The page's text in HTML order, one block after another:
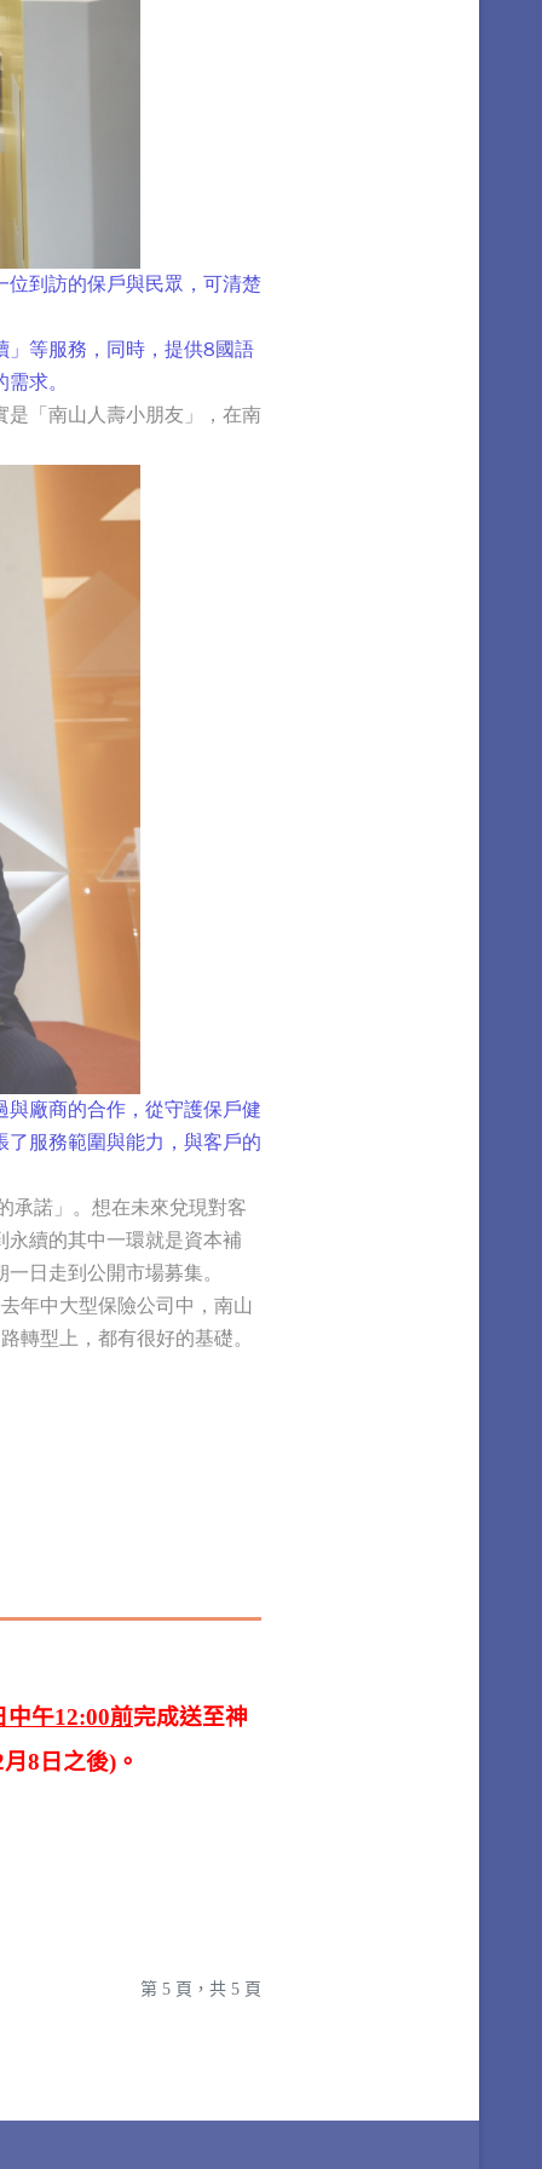
到訪的保戶與民眾，可清楚
」等服務，同時，提供8國語
求。
「南山人壽小朋友」，在南
廠商的合作，從守護保戶健
服務範圍與能力，與客戶的
承諾」。想在未來兌現對客
續的其中一環就是資本補
日走到公開市場募集。
年中大型保險公司中，南山
轉型上，都有很好的基礎。
中午12:00前完成送至神
8日之後)。
第 5 頁，共 5 頁